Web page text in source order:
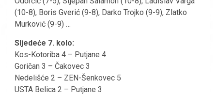
(10-8), Boris Gverić (9-8), Darko Trojko (9-9), Zlatko
Murković (9-9) …
Sljedeće 7. kolo:
Kos-Kotoriba 4 – Putjane 4
Goričan 3 – Čakovec 3
Nedelišće 2 – ZEN-Šenkovec 5
USTA Belica 2 – Putjane 3